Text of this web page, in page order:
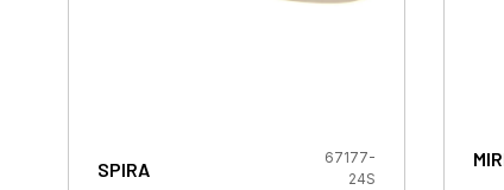
SPIRA
67177-
24S